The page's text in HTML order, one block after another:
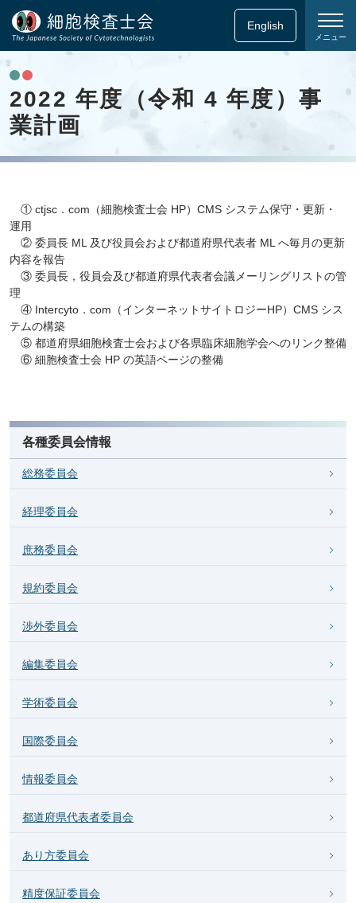
English
メニュー
2022 年度（令和 4 年度）事
業計画
① ctjsc．com（細胞検査士会 HP）CMS システム保守・更新・
運用
② 委員長 ML 及び役員会および都道府県代表者 ML へ毎月の更新
内容を報告
③ 委員長，役員会及び都道府県代表者会議メーリングリストの管
理
④ Intercyto．com（インターネットサイトロジーHP）CMS シス
テムの構築
⑤ 都道府県細胞検査士会および各県臨床細胞学会へのリンク整備
⑥ 細胞検査士会 HP の英語ページの整備
各種委員会情報
総務委員会
経理委員会
庶務委員会
規約委員会
渉外委員会
編集委員会
学術委員会
国際委員会
情報委員会
都道府県代表者委員会
あり方委員会
精度保証委員会